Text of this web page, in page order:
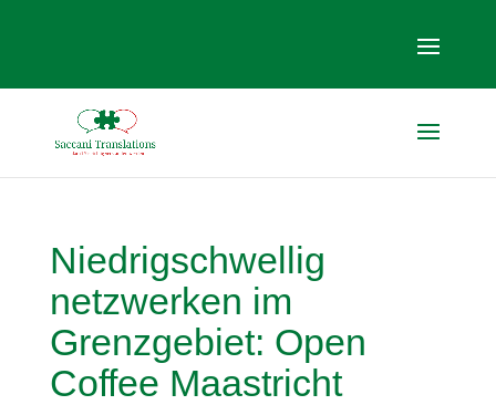
Niedrigschwellig
netzwerken im
Grenzgebiet: Open
Coffee Maastricht